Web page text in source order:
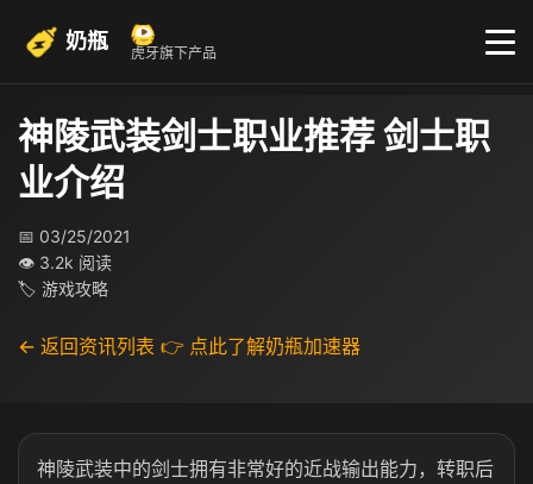
奶瓶 虎牙旗下产品
神陵武装剑士职业推荐 剑士职
业介绍
📅 03/25/2021
👁 3.2k 阅读
🏷 游戏攻略
← 返回资讯列表 👉 点此了解奶瓶加速器
神陵武装中的剑士拥有非常好的近战输出能力，转职后